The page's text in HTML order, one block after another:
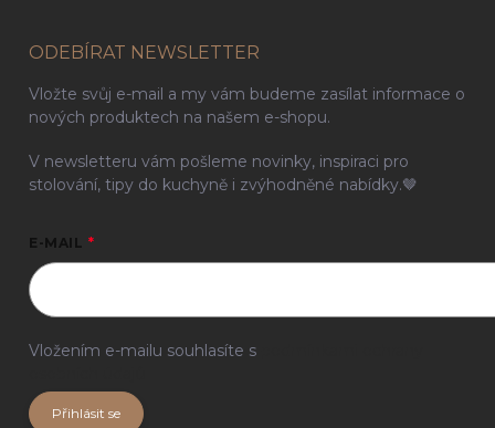
ODEBÍRAT NEWSLETTER
Vložte svůj e-mail a my vám budeme zasílat informace o
nových produktech na našem e-shopu.
V newsletteru vám pošleme novinky, inspiraci pro
stolování, tipy do kuchyně i zvýhodněné nabídky.🤎
E-MAIL
Vložením e-mailu souhlasíte s
Přihlásit se